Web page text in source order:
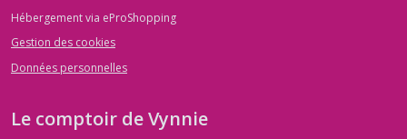
Hébergement via eProShopping
Gestion des cookies
Données personnelles
Le comptoir de Vynnie